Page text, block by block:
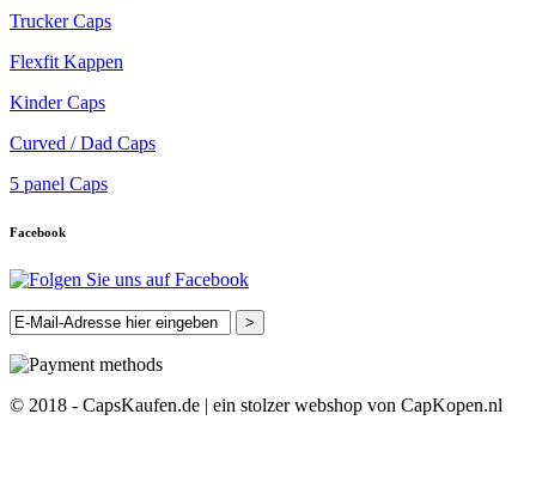
Trucker Caps
Flexfit Kappen
Kinder Caps
Curved / Dad Caps
5 panel Caps
Facebook
>
© 2018 - CapsKaufen.de | ein stolzer webshop von CapKopen.nl